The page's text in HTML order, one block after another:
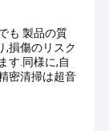
も 製品の質
,損傷のリスク
す.同様に,自
密清掃は超音
包括的な洗浄ソ